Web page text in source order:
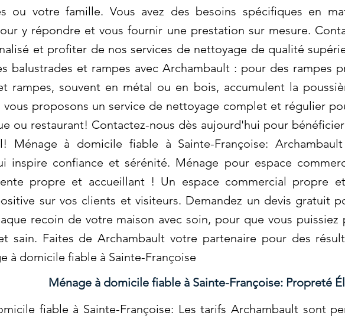
ou votre famille. Vous avez des besoins spécifiques en
y répondre et vous fournir une prestation sur mesure.
et profiter de nos services de nettoyage de qualité
balustrades et rampes avec Archambault : pour des rampes
rampes, souvent en métal ou en bois, accumulent la
proposons un service de nettoyage complet et régulier
ou restaurant! Contactez-nous dès aujourd'hui pour
Ménage à domicile fiable à Sainte-Françoise:
inspire confiance et sérénité. Ménage pour espace
propre et accueillant ! Un espace commercial propre
sur vos clients et visiteurs. Demandez un devis gratuit
recoin de votre maison avec soin, pour que vous
sain. Faites de Archambault votre partenaire pour des
à domicile fiable à Sainte-Françoise
Ménage à domicile fiable à Sainte-Françoise: Propreté
fiable à Sainte-Françoise: Les tarifs Archambault sont